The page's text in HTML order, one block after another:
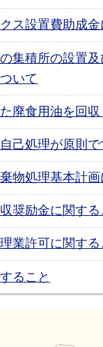
ス設置費助成金
集積所の設置
いて
廃食用油を回
己処理が原則で
物処理基本計画
奨励金に関する
業許可に関する
ること